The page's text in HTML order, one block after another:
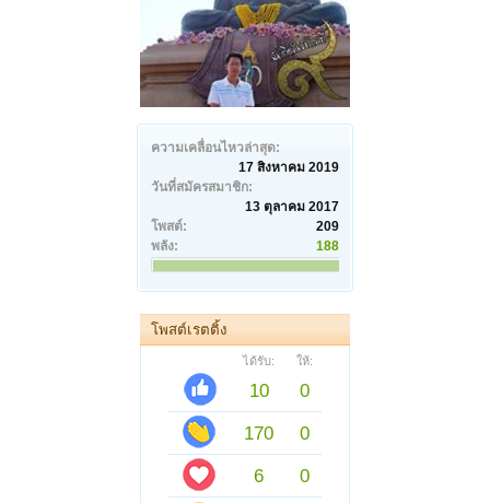
ความเคลื่อนไหวล่าสุด:
17 สิงหาคม 2019
วันที่สมัครสมาชิก:
13 ตุลาคม 2017
โพสต์:
209
พลัง:
188
โพสต์เรตติ้ง
ได้รับ: ให้:
10
0
170
0
6
0